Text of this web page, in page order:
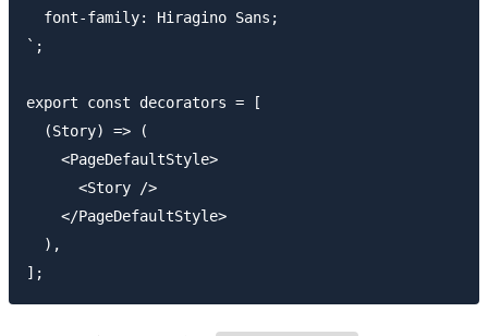
  font-family: Hiragino Sans;
`;
export const decorators = [
  (Story) => (
    <PageDefaultStyle>
      <Story />
    </PageDefaultStyle>
  ),